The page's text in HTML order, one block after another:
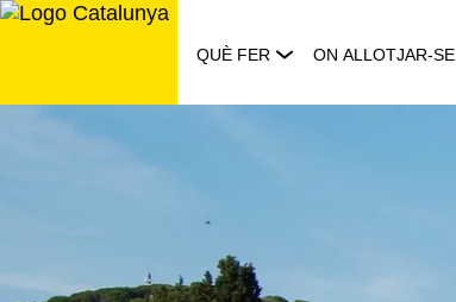
Saltar
QUÈ FER ON ALLOTJAR-SE